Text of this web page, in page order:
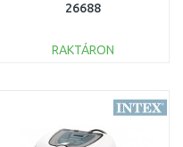
26688
RAKTÁRON
Összehasonlítás